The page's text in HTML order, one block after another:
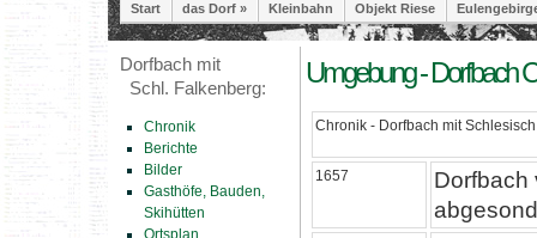
Start das Dorf » Kleinbahn Objekt Riese
Dorfbach mit
Schl. Falkenberg:
Chronik
Berichte
Bilder
Gasthöfe, Bauden,
Skihütten
Ortsplan
Umgebung - Dorfbach
Chronik - Dorfbach mit
1657
Dorfbach